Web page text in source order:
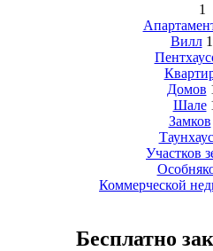
1
Вилл
Домов
Шале
Замков
Участков
Коммерческой
Бесплатно